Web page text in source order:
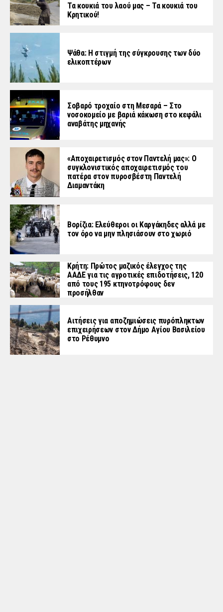
Τα κουκιά του λαού μας – Τα κουκιά του
Κρητικού!
Ψάθα: Η στιγμή της σύγκρουσης των δύο
ελικοπτέρων
Σοβαρό τροχαίο στη Μεσαρά – Στο
νοσοκομείο με βαριά κάκωση στο κεφάλι
αναβάτης μηχανής
«Aποχαιρετισμός στον Παντελή μας»: Ο
συγκλονιστικός αποχαιρετισμός του
πατέρα στον πυροσβέστη Παντελή
Διαμαντάκη
Βορίζια: Ελεύθεροι οι Καργάκηδες αλλά με
τον όρο να μην πλησιάσουν στο χωριό
Κρήτη: Πρώτος μαζικός έλεγχος της
ΑΑΔΕ για τις αγροτικές επιδοτήσεις, 120
από τους 195 κτηνοτρόφους δεν
προσήλθαν
Αιτήσεις για αποζημιώσεις πυρόπληκτων
επιχειρήσεων στον Δήμο Αγίου Βασιλείου
στο Ρέθυμνο